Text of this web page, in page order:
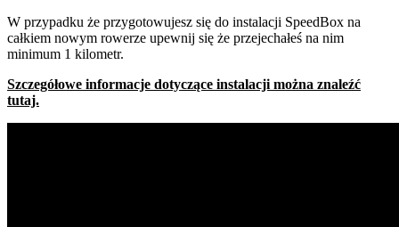
W przypadku że przygotowujesz się do instalacji SpeedBox na
całkiem nowym rowerze upewnij się że przejechałeś na nim
minimum 1 kilometr.
Szczegółowe informacje dotyczące instalacji można znaleźć
tutaj.